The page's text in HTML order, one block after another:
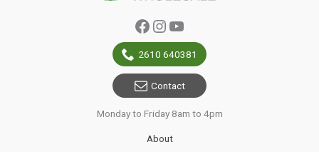
Facebook
Instagram
YouTube
2610 640381
Contact
Monday to Friday 8am to 4pm
About